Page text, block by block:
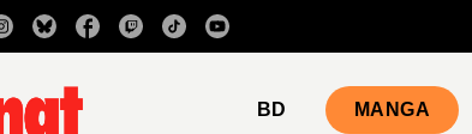
RECHERCHE CONTENU
BD MANGA